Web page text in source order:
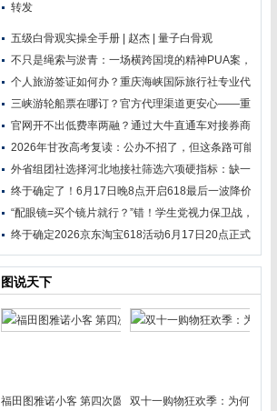
转发
五级白骨观实操全手册 | 赵杰 | 量子白骨观
不只是绳索与淤青：一场横跨国境的精神PUA案，戳中
个人旅游签证如何办？重庆海峡国际旅行社专业代办更
三峡游轮船票在哪订？官方代理渠道更安心——重庆海
官网开不出低费率两融？通过大牛直通车对接券商 SVIP
2026年甘孜高考复读：公办不招了，但这条路可能更值
外省组团社选择河北地接社筛选六项硬指标：缺一条都
终于确定了！6月17日晚8点开启618最后一波降价潮
“配眼镜=买个镜片就行？”错！学生党视力保卫战，从验
终于确定2026京东淘宝618活动6月17日20点正式迎
图说天下
福田图雅诺小客 第四次圆满完成护送航天员返回任务
双十一购物狂欢季：为何选择